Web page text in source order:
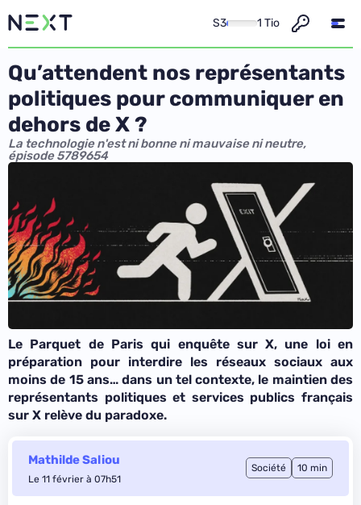
S3 1 Tio
Qu’attendent nos représentants
politiques pour communiquer en
dehors de X ?
La technologie n'est ni bonne ni mauvaise ni neutre,
épisode 5789654
Le Parquet de Paris qui enquête sur X, une loi en
préparation pour interdire les réseaux sociaux aux
moins de 15 ans… dans un tel contexte, le maintien des
représentants politiques et services publics français
sur X relève du paradoxe.
Mathilde Saliou
Le 11 février à 07h51
Société 10 min